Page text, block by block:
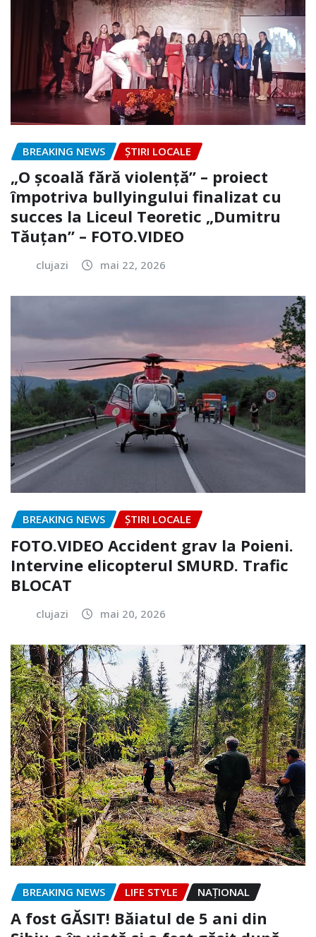
BREAKING NEWS ȘTIRI LOCALE
„O școală fără violență” – proiect
împotriva bullyingului finalizat cu
succes la Liceul Teoretic „Dumitru
Tăuțan” – FOTO.VIDEO
clujazi mai 22, 2026
BREAKING NEWS ȘTIRI LOCALE
FOTO.VIDEO Accident grav la Poieni.
Intervine elicopterul SMURD. Trafic
BLOCAT
clujazi mai 20, 2026
BREAKING NEWS LIFE STYLE NAŢIONAL
A fost GĂSIT! Băiatul de 5 ani din